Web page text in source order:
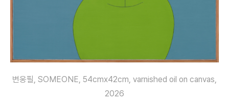
변웅필, SOMEONE, 54cmx42cm, varnished oil on canvas,
2026